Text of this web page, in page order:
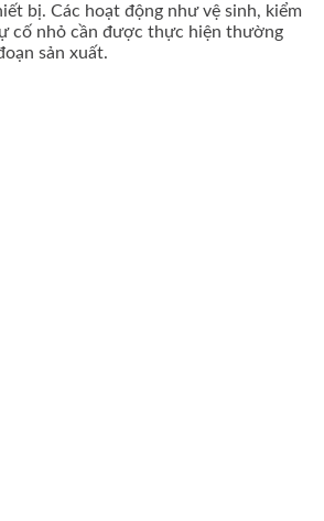
bị. Các hoạt động như vệ sinh, kiểm
cố nhỏ cần được thực hiện thường
sản xuất.